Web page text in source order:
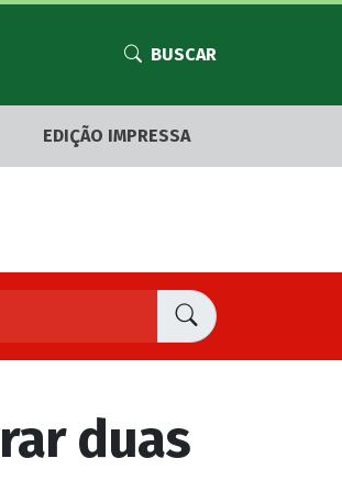
BUSCAR
EDIÇÃO IMPRESSA